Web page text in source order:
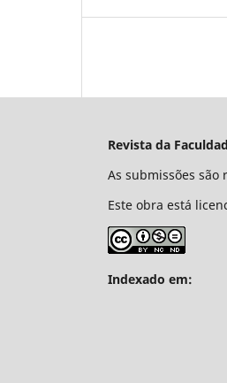
Revista da
As submissões
Este obra está
Indexado em: